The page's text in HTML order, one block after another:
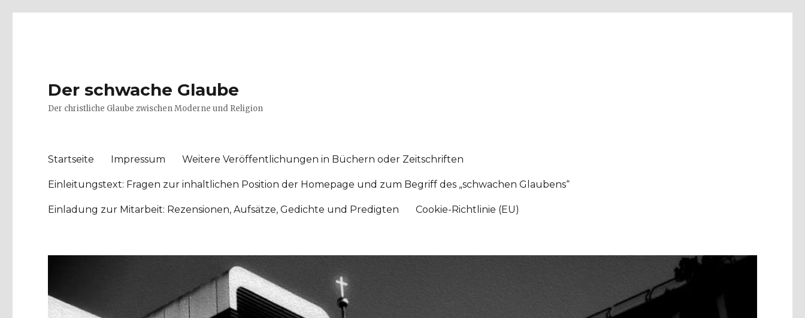
Der schwache Glaube
Der christliche Glaube zwischen Moderne und Religion
Startseite Impressum Weitere Veröffentlichungen in Büchern oder Zeitschriften
Einleitungstext: Fragen zur inhaltlichen Position der Homepage und zum Begriff des „schwachen Glaubens“
Einladung zur Mitarbeit: Rezensionen, Aufsätze, Gedichte und Predigten Cookie-Richtlinie (EU)